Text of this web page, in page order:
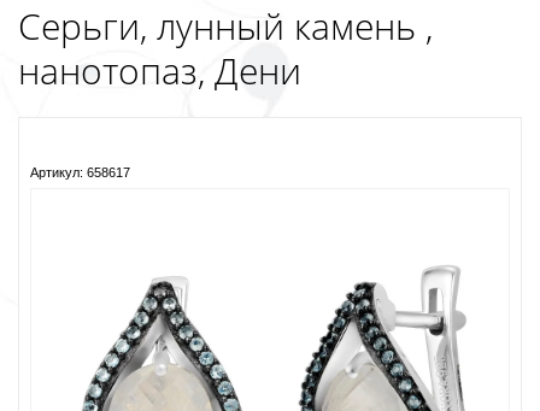
Серьги, лунный камень ,
нанотопаз, Дени
Артикул: 658617